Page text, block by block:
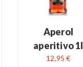
Aperol
aperitivo 1l
12,95 €